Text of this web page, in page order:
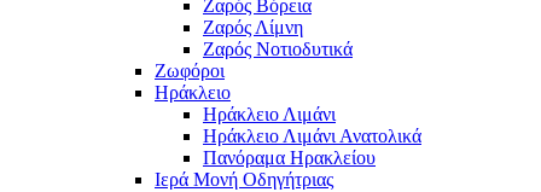
Ζαρός Βόρεια
Ζαρός Λίμνη
Ζαρός Νοτιοδυτικά
Ζωφόροι
Ηράκλειο
Ηράκλειο Λιμάνι
Ηράκλειο Λιμάνι Ανατολικά
Πανόραμα Ηρακλείου
Ιερά Μονή Οδηγήτριας